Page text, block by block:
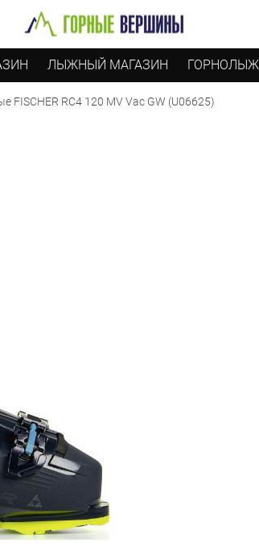
ЛЫЖНЫЙ МАГАЗИН
FISCHER RC4 120 MV Vac GW (U06625)